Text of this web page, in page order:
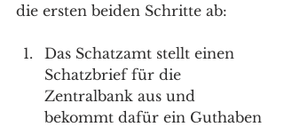
die ersten beiden Schritte ab:
Das Schatzamt stellt einen
Schatzbrief für die
Zentralbank aus und
bekommt dafür ein Guthaben